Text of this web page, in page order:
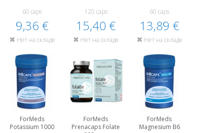
60 caps
9,36 €
Нет на складе
120 caps
15,40 €
Нет на складе
60 caps
13,89 €
Нет на складе
ForMeds
Potassium 1000
ForMeds
Prenacaps Folate
ForMeds
Magnesium B6